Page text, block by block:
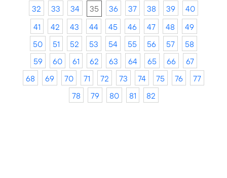
32
33 34 35 36 37 38 39
40
41
42 43 44 45 46 47 48
49
50
51 52 53 54 55 56 57
58
59
60 61 62 63 64 65 66
67
68
69 70 71 72 73 74 75 76
77
78
79 80 81 82